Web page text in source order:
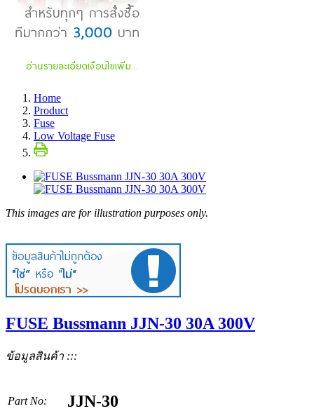
Home
Product
Fuse
Low Voltage Fuse
This images are for illustration purposes only.
FUSE Bussmann JJN-30 30A 300V
ข้อมูลสินค้า :::
Part No: JJN-30